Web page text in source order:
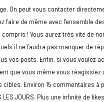
On peut vous contacter
faire de même avec l’ensemble
compris ! Vous aurez très vite de
il ne faudra pas manquer de
vos posts. Enfin, si vous voulez
que vous même vous réagissiez
cibles. Environ 15 commentaires à
LES JOURS. Plus une infinité de